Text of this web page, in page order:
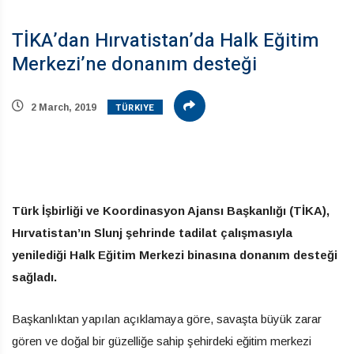
TİKA’dan Hırvatistan’da Halk Eğitim
Merkezi’ne donanım desteği
2 March, 2019 TÜRKIYE
Türk İşbirliği ve Koordinasyon Ajansı Başkanlığı (TİKA),
Hırvatistan’ın Slunj şehrinde tadilat çalışmasıyla
yenilediği Halk Eğitim Merkezi binasına donanım desteği
sağladı.
Başkanlıktan yapılan açıklamaya göre, savaşta büyük zarar
gören ve doğal bir güzelliğe sahip şehirdeki eğitim merkezi